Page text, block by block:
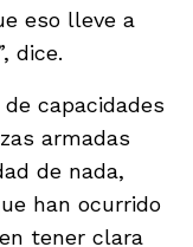
eso lleve a
dice.
capacidades
armadas
de nada,
han ocurrido
tener clara